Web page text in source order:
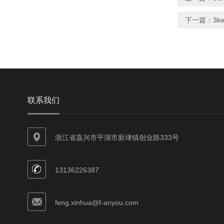
下一篇：
联系我们
浙江省嘉兴市平湖市新埭镇创业路333号
13136226387
feng.xinhua@f-anyou.com